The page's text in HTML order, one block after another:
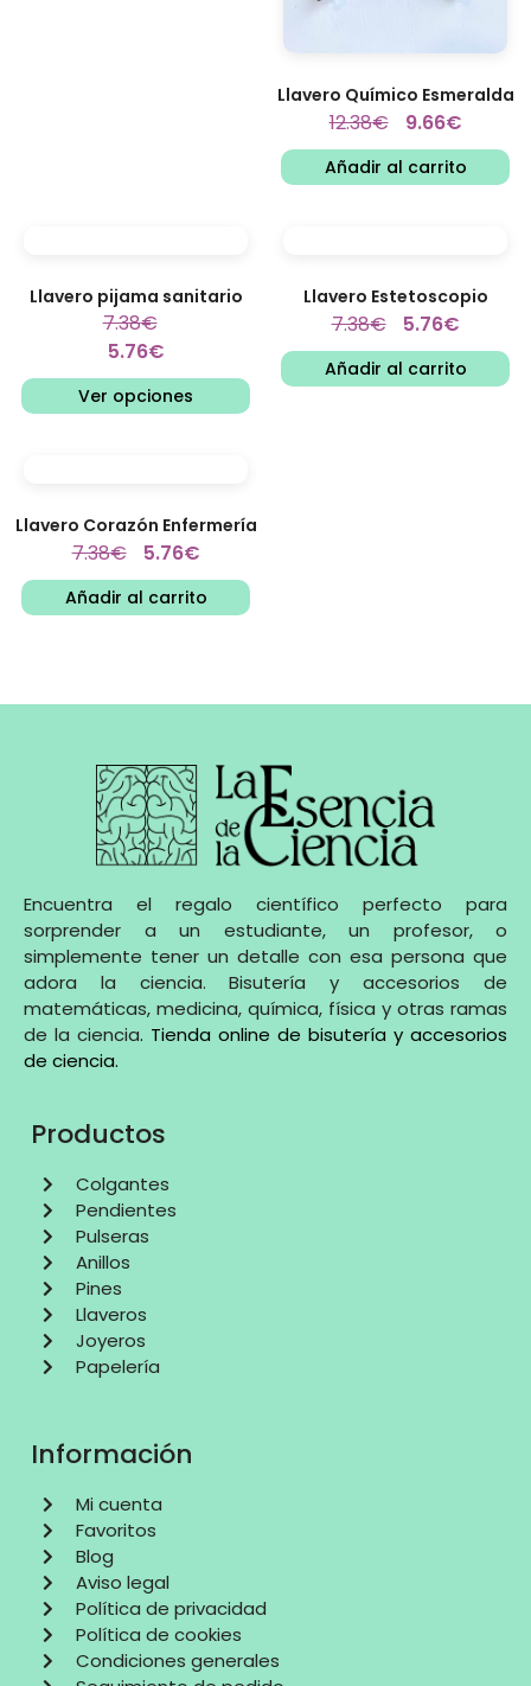
Llavero Químico Esmeralda
12.38€ 9.66€
Añadir al carrito
Llavero pijama sanitario
7.38€
5.76€
Ver opciones
Llavero Estetoscopio
7.38€ 5.76€
Añadir al carrito
Llavero Corazón Enfermería
7.38€ 5.76€
Añadir al carrito
Encuentra el regalo científico perfecto para
sorprender a un estudiante, un profesor, o
simplemente tener un detalle con esa persona que
adora la ciencia. Bisutería y accesorios de
matemáticas, medicina, química, física y otras ramas
de la ciencia. Tienda online de bisutería y accesorios
de ciencia.
Productos
Colgantes
Pendientes
Pulseras
Anillos
Pines
Llaveros
Joyeros
Papelería
Información
Mi cuenta
Favoritos
Blog
Aviso legal
Política de privacidad
Política de cookies
Condiciones generales